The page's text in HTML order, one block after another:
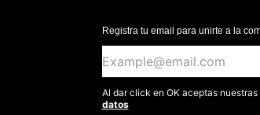
Registra tu email para unirte a la
Al dar click en OK aceptas nuestras
datos